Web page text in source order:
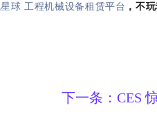
球 工程机械设备租赁平台 ，不
下一条： CES